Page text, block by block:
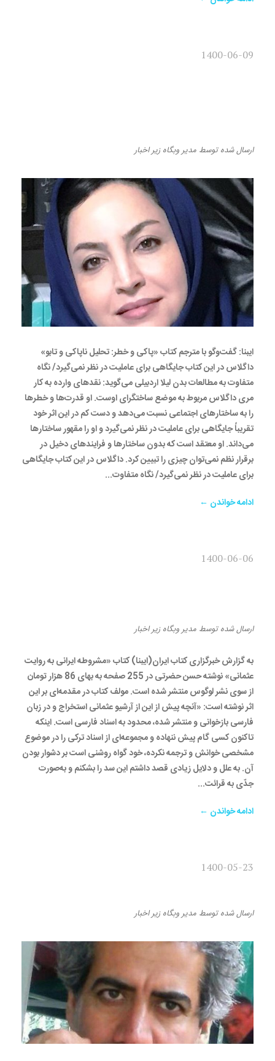
1400-06-09
ارسال شدهتوسط مدیر وبگاه زیراخبار
ایبنا: گفت‌وگو با مترجم کتاب «پاکی و خطر: تحلیل ناپاکی و تابو»
داگلاس در این کتاب جایگاهی برای عاملیت در نظر نمی‌گیرد/ نگاه
متفاوت به مطالعات بدن لیلا اردبیلی می‌گوید: نقدهای وارده به کار
مری داگلاس مربوط به موضع ساختگرای اوست. او قدرت‌ها و خطرها
را به ساختارهای اجتماعی نسبت می‌دهد و دست کم در این اثر خود
تقریباً جایگاهی برای عاملیت در نظر نمی‌گیرد و او را مقهور ساختارها
می‌داند. او معتقد است که بدون ساختارها و فرایندهای دخیل در
برقرار نظم نمی‌توان چیزی را تبیین کرد. داگلاس در این کتاب جایگاهی
برای عاملیت در نظر نمی‌گیرد/ نگاه متفاوت...
ادامه خواندن ←
1400-06-06
ارسال شدهتوسط مدیر وبگاه زیراخبار
به گزارش خبرگزاری کتاب ایران(ایبنا) کتاب «مشروطه ایرانی به روایت
عثمانی» نوشته حسن حضرتی در 255 صفحه به بهای 86 هزار تومان
از سوی نشر لوگوس منتشر شده است. مولف کتاب در مقدمه‌ای بر این
اثر نوشته است: «آنچه پیش از این از آرشیو عثمانی استخراج و در زبان
فارسی بازخوانی و منتشر شده، محدود به اسناد فارسی است. اینکه
تاکنون کسی گام پیش ننهاده و مجموعه‏‌ای از اسناد ترکی را در موضوع
مشخصی خوانش و ترجمه نکرده، خود گواه روشنی است بر دشوار بودن
آن. به علل و دلایل زیادی قصد داشتم این سد را بشکنم و به‌صورت
جدّی به قرائت...
ادامه خواندن ←
1400-05-23
ارسال شدهتوسط مدیر وبگاه زیراخبار